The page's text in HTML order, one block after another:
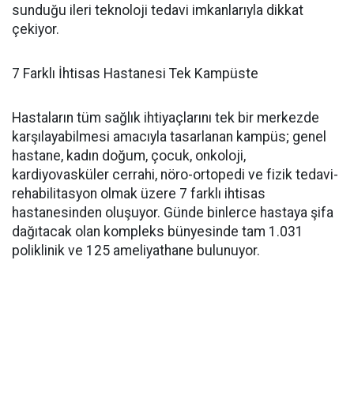
sunduğu ileri teknoloji tedavi imkanlarıyla dikkat
çekiyor.
7 Farklı İhtisas Hastanesi Tek Kampüste
Hastaların tüm sağlık ihtiyaçlarını tek bir merkezde
karşılayabilmesi amacıyla tasarlanan kampüs; genel
hastane, kadın doğum, çocuk, onkoloji,
kardiyovasküler cerrahi, nöro-ortopedi ve fizik tedavi-
rehabilitasyon olmak üzere 7 farklı ihtisas
hastanesinden oluşuyor. Günde binlerce hastaya şifa
dağıtacak olan kompleks bünyesinde tam 1.031
poliklinik ve 125 ameliyathane bulunuyor.